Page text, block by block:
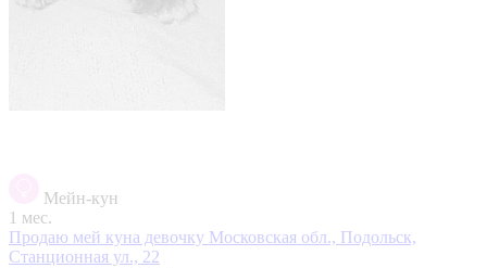
Мейн-кун
1 мес.
Продаю мей куна девочку Московская обл., Подольск,
Станционная ул., 22